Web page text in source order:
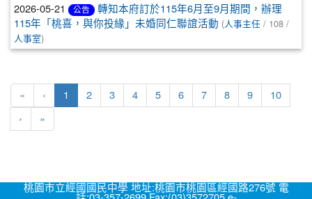
2026-05-21 公告
轉知本府訂於115年6月至9月期間，辦理
115年「桃喜，與你投緣」未婚同仁聯誼活動 (人事主任 / 108 /
人事室)
« ‹ 1 (current)
2 3 4 5 6 7 8 9 10
› »
桃園市立經國國民中學 地址:桃園市桃園區經國路276號 電